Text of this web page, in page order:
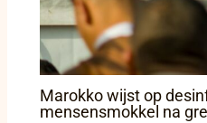
Marokko wijst op
mensensmokkel na